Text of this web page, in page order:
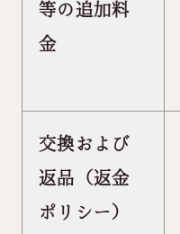
等の追加料
金
交換および
返品（返金
ポリシー）